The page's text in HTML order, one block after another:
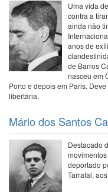
Uma vida
contra a
ainda não
anos de
de Barros
nasceu em
Porto e depois em Paris.
libertária.
Mário dos Santos
Destacado
deportado
Tarrafal,